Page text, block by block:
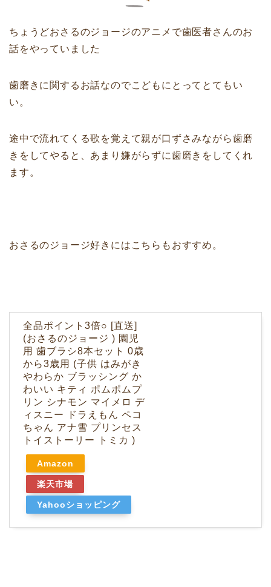
ちょうどおさるのジョージのアニメで歯医者さんのお
話をやっていました
歯磨きに関するお話なのでこどもにとってとてもい
い。
途中で流れてくる歌を覚えて親が口ずさみながら歯磨
きをしてやると、あまり嫌がらずに歯磨きをしてくれ
ます。
おさるのジョージ好きにはこちらもおすすめ。
全品ポイント3倍○ [直送]
(おさるのジョージ ) 園児
用 歯ブラシ8本セット 0歳
から3歳用 (子供 はみがき
やわらか ブラッシング か
わいい キティ ポムポムプ
リン シナモン マイメロ デ
ィスニー ドラえもん ペコ
ちゃん アナ雪 プリンセス
トイストーリー トミカ )
Amazon
楽天市場
Yahooショッピング